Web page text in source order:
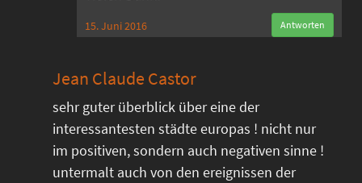
15. Juni 2016 Antworten
Jean Claude Castor
sehr guter überblick über eine der
interessantesten städte europas ! nicht nur
im positiven, sondern auch negativen sinne !
untermalt auch von den ereignissen der